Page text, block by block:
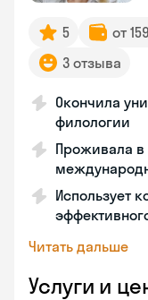
5 от
3 отзыва
Окончила
филологии
Проживала в
Использует
Читать дальше
Услуги и